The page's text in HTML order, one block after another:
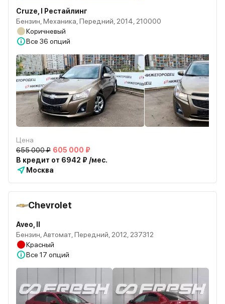
Cruze, I Рестайлинг
Бензин, Механика, Передний, 2014, 210000
Коричневый
Все 36 опций
Цена
655 000 ₽ 605 000 ₽
В кредит от 6942 ₽ /мес.
Москва
Chevrolet
Aveo, II
Бензин, Автомат, Передний, 2012, 237312
Красный
Все 17 опций